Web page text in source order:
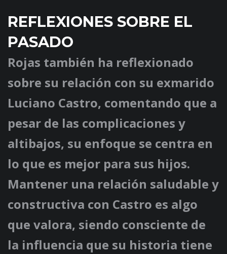
REFLEXIONES SOBRE EL
PASADO
Rojas también ha reflexionado
sobre su relación con su exmarido
Luciano Castro, comentando que a
pesar de las complicaciones y
altibajos, su enfoque se centra en
lo que es mejor para sus hijos.
Mantener una relación saludable y
constructiva con Castro es algo
que valora, siendo consciente de
la influencia que su historia tiene